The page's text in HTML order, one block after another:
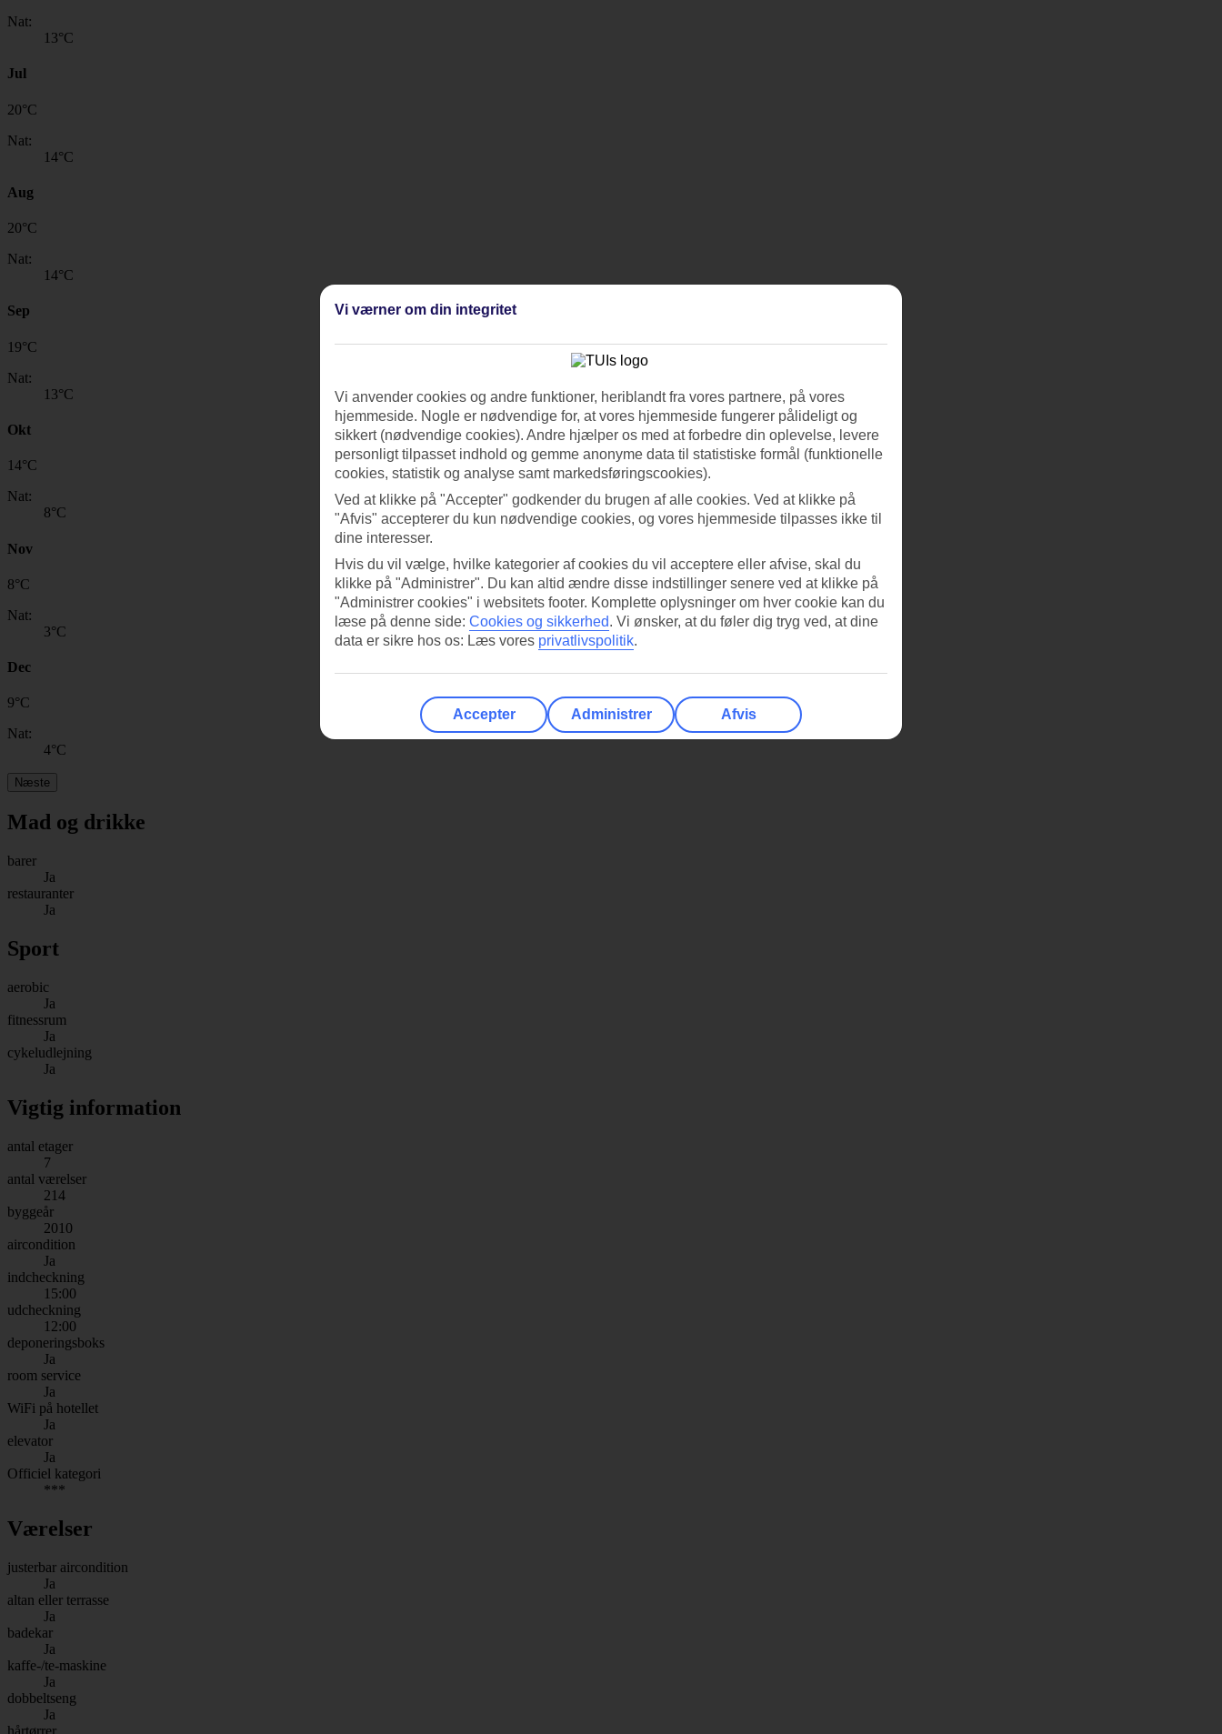
Nat:
13°C
Jul
20°C
Nat:
14°C
Aug
20°C
Nat:
14°C
Sep
19°C
Nat:
13°C
Okt
14°C
Nat:
8°C
Nov
8°C
Nat:
3°C
Dec
9°C
Nat:
4°C
Næste
Mad og drikke
barer
Ja
restauranter
Ja
Sport
aerobic
Ja
fitnessrum
Ja
cykeludlejning
Ja
Vigtig information
antal etager
7
antal værelser
214
byggeår
2010
aircondition
Ja
indcheckning
15:00
udcheckning
12:00
deponeringsboks
Ja
room service
Ja
WiFi på hotellet
Ja
elevator
Ja
Officiel kategori
***
Værelser
justerbar aircondition
Ja
altan eller terrasse
Ja
badekar
Ja
kaffe-/te-maskine
Ja
dobbeltseng
Ja
hårtørrer
Vi værner om din integritet
Vi anvender cookies og andre funktioner, heriblandt fra vores partnere, på vores
hjemmeside. Nogle er nødvendige for, at vores hjemmeside fungerer pålideligt og
sikkert (nødvendige cookies). Andre hjælper os med at forbedre din oplevelse, levere
personligt tilpasset indhold og gemme anonyme data til statistiske formål (funktionelle
cookies, statistik og analyse samt markedsføringscookies).
Ved at klikke på "Accepter" godkender du brugen af alle cookies. Ved at klikke på
"Afvis" accepterer du kun nødvendige cookies, og vores hjemmeside tilpasses ikke til
dine interesser.
Hvis du vil vælge, hvilke kategorier af cookies du vil acceptere eller afvise, skal du
klikke på "Administrer". Du kan altid ændre disse indstillinger senere ved at klikke på
"Administrer cookies" i websitets footer. Komplette oplysninger om hver cookie kan du
læse på denne side: Cookies og sikkerhed. Vi ønsker, at du føler dig tryg ved, at dine
data er sikre hos os: Læs vores privatlivspolitik.
Accepter Administrer Afvis